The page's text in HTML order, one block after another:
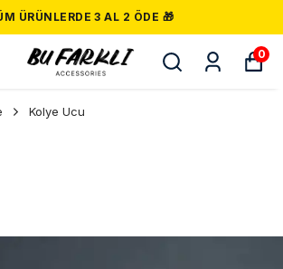
ÜRÜNLERDE 3 AL 2 ÖDE 🎁
0
Kolye Ucu